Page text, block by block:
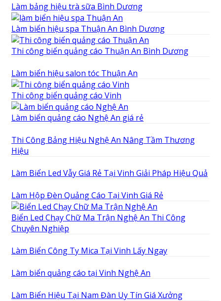
Làm bảng hiệu trà sữa Bình Dương
Làm biển hiệu spa Thuận An Bình Dương
Thi công biển quảng cáo Thuận An Bình Dương
Làm biển hiệu salon tóc Thuận An
Thi công biển quảng cáo Vinh
Làm biển quảng cáo Nghệ An giá rẻ
Thi Công Bảng Hiệu Nghệ An Nâng Tầm Thương
Hiệu
Làm Biển Led Vẫy Giá Rẻ Tại Vinh Giải Pháp Hiệu Quả
Làm Hộp Đèn Quảng Cáo Tại Vinh Giá Rẻ
Biển Led Chạy Chữ Ma Trận Nghệ An Thi Công
Chuyên Nghiệp
Làm Biển Công Ty Mica Tại Vinh Lấy Ngay
Làm biển quảng cáo tại Vinh Nghệ An
Làm Biển Hiệu Tại Nam Đàn Uy Tín Giá Xưởng